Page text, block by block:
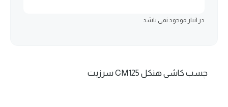
در انبار موجود نمی باشد
چسب کاشی هنکل CM125 سرزیت